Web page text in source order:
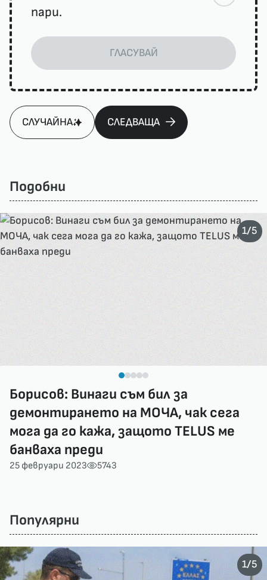
пари.
ГЛАСУВАЙ
СЛУЧАЙНА СЛЕДВАЩА
Подобни
Борисов: Винаги съм бил за
демонтирането на МОЧА, чак сега
мога да го кажа, защото TELUS ме
банваха преди
25 февруари 2023 5743
1/5
Популярни
1/5